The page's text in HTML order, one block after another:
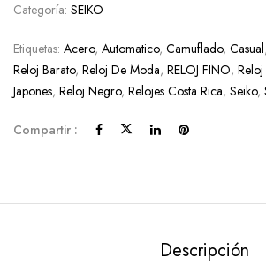
Categoría: SEIKO
Etiquetas: Acero, Automatico, Camuflado, Casual,
Reloj Barato, Reloj De Moda, RELOJ FINO,
Japones, Reloj Negro, Relojes Costa Rica, Seiko,
Compartir :
Descripción